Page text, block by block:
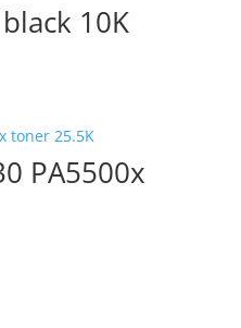
10K
PA5500x